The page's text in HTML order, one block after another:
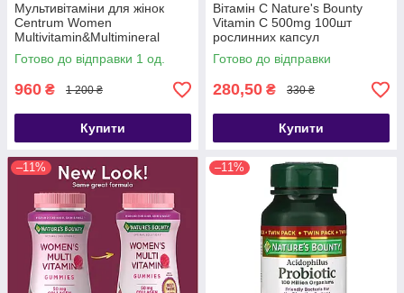
Мультивітаміни для жінок
Centrum Women
Multivitamin&Multimineral
Supplement 200 шт.
Готово до відправки 1 од.
960 ₴ 1 200 ₴
Купити
Вітамін С Nature's Bounty
Vitamin C 500mg 100шт
рослинних капсул
Готово до відправки
280,50 ₴ 330 ₴
Купити
–11% –11%